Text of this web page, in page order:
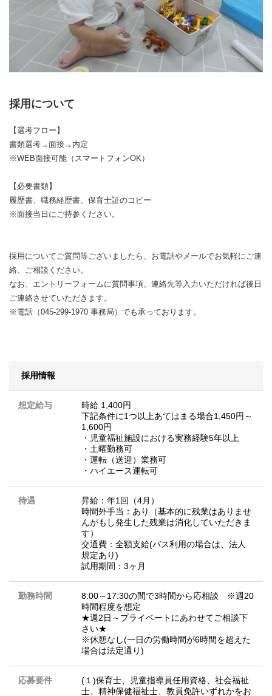
採用について
【選考フロー】
書類選考→面接→内定
※WEB面接可能（スマートフォンOK）
【必要書類】
履歴書、職務経歴書、保育士証のコピー
※面接当日にご持参ください。
採用についてご質問等ございましたら、お電話やメールでお気軽にご連
絡、ご相談ください。
なお、エントリーフォームに質問事項、連絡先等入力いただければ後日
ご連絡させていただきます。
※電話（045-299-1970 事務局）でも承っております。
採用情報
想定給与
時給 1,400円
下記条件に1つ以上あてはまる場合1,450円～
1,600円
・児童福祉施設における実務経験5年以上
・土曜勤務可
・運転（送迎）業務可
・ハイエース運転可
待遇
昇給：年1回（4月）
時間外手当：あり（基本的に残業はありませ
んがもし発生した残業は消化していただきま
す）
交通費：全額支給(バス利用の場合は、法人
規定あり)
試用期間：3ヶ月
勤務時間
8:00～17:30の間で3時間から応相談 ※週20
時間程度を想定
★週2日～プライベートにあわせてご相談下
さい★
※休憩なし(一日の労働時間が6時間を超えた
場合は法定通り)
応募要件
(１)保育士、児童指導員任用資格、社会福祉
士、精神保健福祉士、教員免許いずれかをお